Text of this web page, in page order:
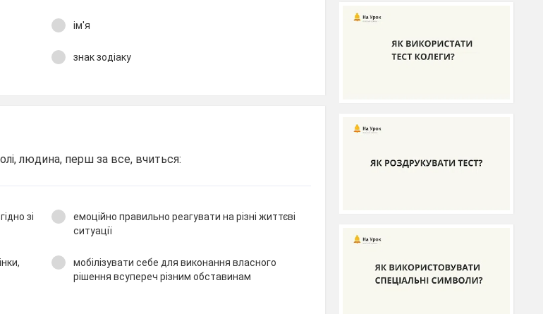
ім'я
знак зодіаку
людина, перш за все, вчиться:
зі
емоційно правильно реагувати на різні життєві
ситуації
мобілізувати себе для виконання власного
рішення всупереч різним обставинам